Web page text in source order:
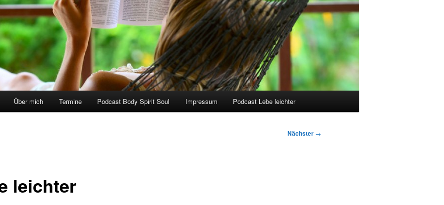
Über mich Termine Podcast Body Spirit Soul Impressum Podcast Lebe leichter
Nächster →
leichter